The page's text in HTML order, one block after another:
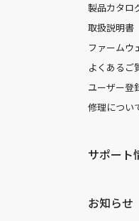
製品カタロ
取扱説明書
ファームウ
よくあるご
ユーザー登
修理につい
サポート
お知らせ